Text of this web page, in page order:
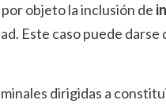
objeto la inclusión de
Este caso puede darse
dirigidas a